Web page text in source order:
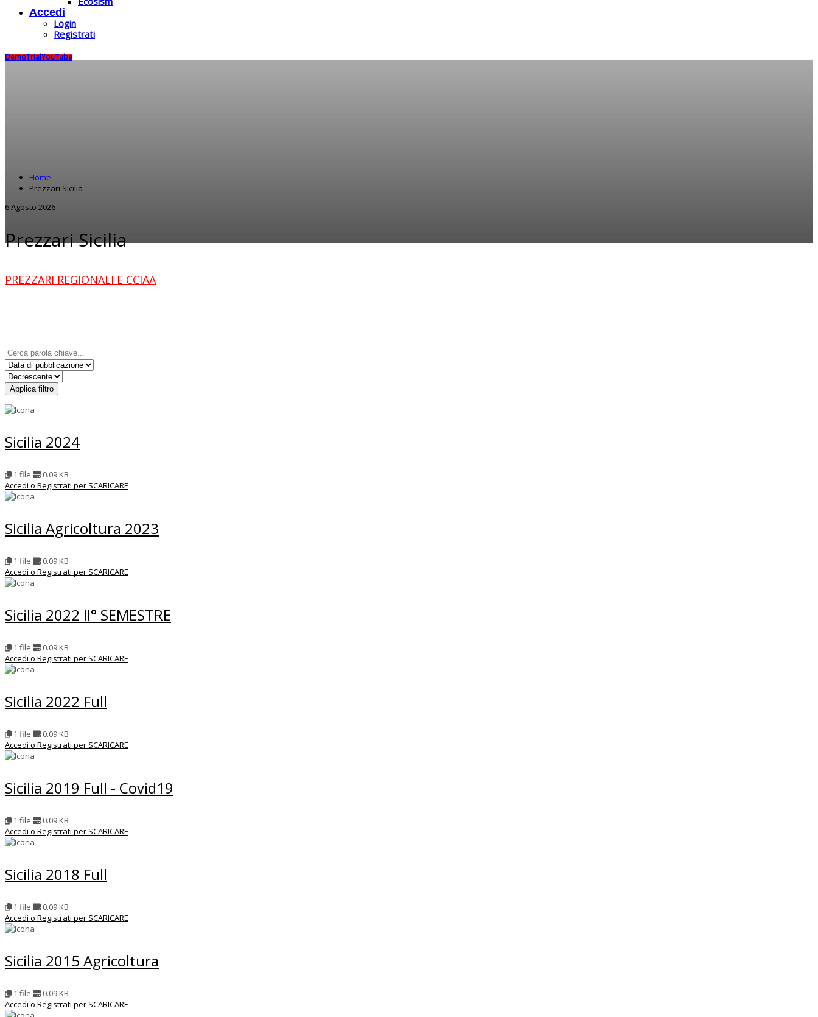
Accedi
Login
Registrati
DemoTrialYouTube
Home
Prezzari Sicilia
6 Agosto 2026
Prezzari Sicilia
PREZZARI REGIONALI E CCIAA
Applica filtro
Sicilia 2024
1 file
0.09 KB
Accedi o Registrati per SCARICARE
Sicilia Agricoltura 2023
1 file
0.09 KB
Accedi o Registrati per SCARICARE
Sicilia 2022 II° SEMESTRE
1 file
0.09 KB
Accedi o Registrati per SCARICARE
Sicilia 2022 Full
1 file
0.09 KB
Accedi o Registrati per SCARICARE
Sicilia 2019 Full - Covid19
1 file
0.09 KB
Accedi o Registrati per SCARICARE
Sicilia 2018 Full
1 file
0.09 KB
Accedi o Registrati per SCARICARE
Sicilia 2015 Agricoltura
1 file
0.09 KB
Accedi o Registrati per SCARICARE